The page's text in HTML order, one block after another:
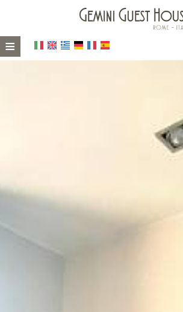
≡
ALOJAMIENTO
INSTALACIONES